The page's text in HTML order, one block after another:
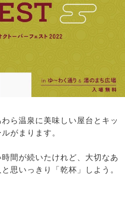
ら温泉に美味しい屋台とキッ
がまります。
間が続いたけれど、大切なあ
思いっきり「乾杯」しよう。